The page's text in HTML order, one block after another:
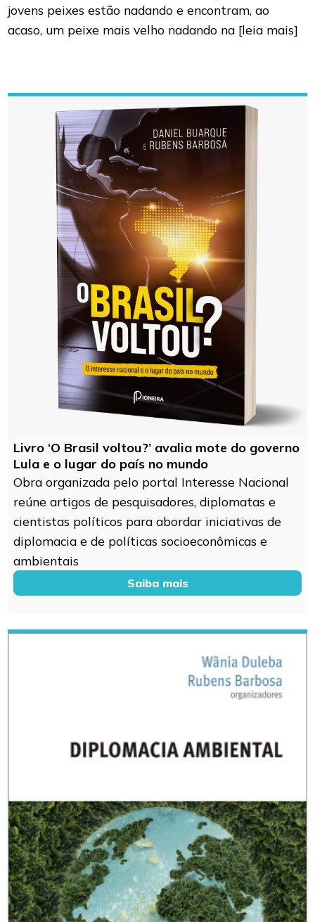
jovens peixes estão nadando e encontram, ao
acaso, um peixe mais velho nadando na [leia mais]
Livro ‘O Brasil voltou?’ avalia mote do governo
Lula e o lugar do país no mundo
Obra organizada pelo portal Interesse Nacional
reúne artigos de pesquisadores, diplomatas e
cientistas políticos para abordar iniciativas de
diplomacia e de políticas socioeconômicas e
ambientais
Saiba mais